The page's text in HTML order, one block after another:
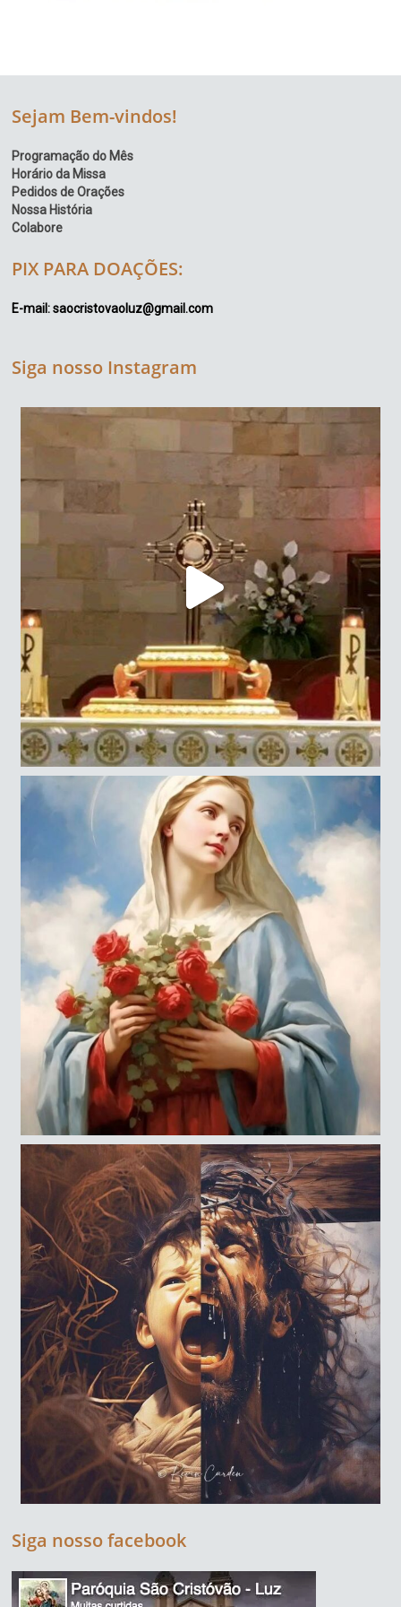
Sejam Bem-vindos!
Programação do Mês
Horário da Missa
Pedidos de Orações
Nossa História
Colabore
PIX PARA DOAÇÕES:
E-mail: saocristovaoluz@gmail.com
Siga nosso Instagram
Siga nosso facebook